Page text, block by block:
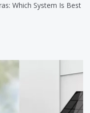
Which System Is Best